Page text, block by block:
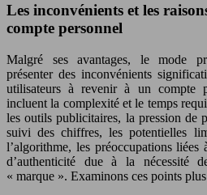
Les inconvénients et les
compte personnel
Malgré ses avantages, le mode
présenter des inconvénients
utilisateurs à revenir à un compte
incluent la complexité et le temps
les outils publicitaires, la pression de
suivi des chiffres, les potentielles
l’algorithme, les préoccupations
d’authenticité due à la nécessité
« marque ». Examinons ces points